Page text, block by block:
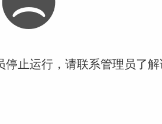
停止运行，请联系管理员了